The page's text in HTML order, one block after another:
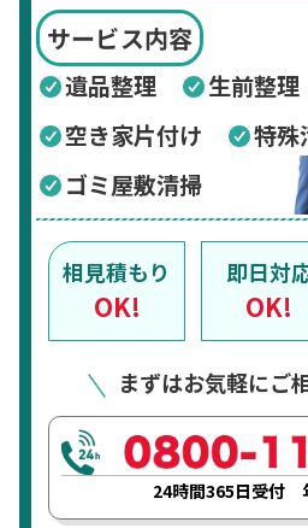
サービス内容
遺品整理
生前整理
空き家片付け
特殊
ゴミ屋敷清掃
相見積もり
OK!
即日対
OK!
まずはお気軽にご
24時間365日受付